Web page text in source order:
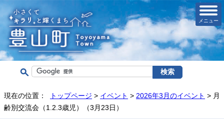
メニュー
現在の位置： トップページ > イベント > 2026年3月のイベント > 月
齢別交流会（1.2.3歳児）（3月23日）